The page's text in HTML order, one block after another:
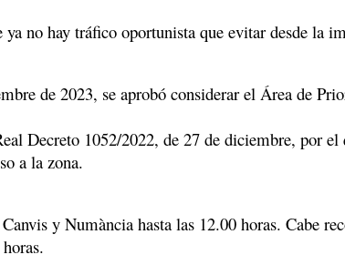
no hay tráfico oportunista que evitar desde la
de 2023, se aprobó considerar el Área de
Decreto 1052/2022, de 27 de diciembre, por el
a la zona.
y Numància hasta las 12.00 horas. Cabe